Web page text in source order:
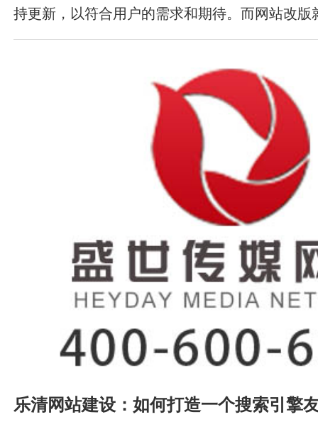
持更新，以符合用户的需求和期待。而网站改版
需求。在进行网站改版时，选择一家优秀的网站
商。 一、确定改版需求和目标 在选择网站改版
先确定改版的需求和目标。这个过程需要对现
析，包括用户体验、网站功能、页面设计等方
虑改版后希望达到的效果，如提高用户转化率
有明确了改版需求和目标，才能更好地找到适
商。 二、了解网站改版服务商的能力和经验 在
乐清网站建设：如何打造一个搜索引擎